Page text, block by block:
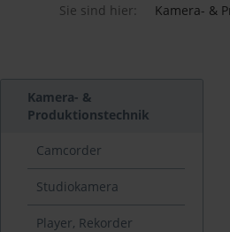
Sie sind hier: Kamera- &
Kamera- &
Produktionstechnik
Camcorder
Studiokamera
Player, Rekorder